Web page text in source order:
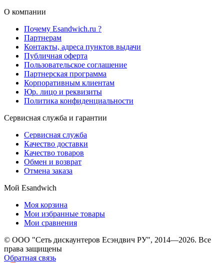
О компании
Почему Esandwich.ru ?
Партнерам
Контакты, адреса пунктов выдачи
Публичная оферта
Пользовательское соглашение
Партнерская программа
Корпоративным клиентам
Юр. лицо и реквизиты
Политика конфиденциальности
Сервисная служба и гарантии
Сервисная служба
Качество доставки
Качество товаров
Обмен и возврат
Отмена заказа
Мой Esandwich
Моя корзина
Мои избранные товары
Мои сравнения
© ООО "Сеть дискаунтеров Есэндвич РУ", 2014—2026. Все
права защищены
Обратная связь